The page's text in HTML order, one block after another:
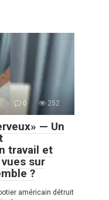
0 252
— Un
travail et
sur
?
américain détruit